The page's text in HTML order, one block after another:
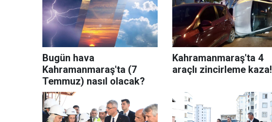
Bugün hava
Kahramanmaraş'ta (7
Temmuz) nasıl olacak?
Kahramanmaraş'ta 4
araçlı zincirleme kaza!